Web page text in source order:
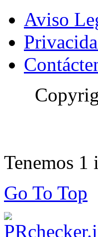
Aviso
Tenemos 1
Go To Top